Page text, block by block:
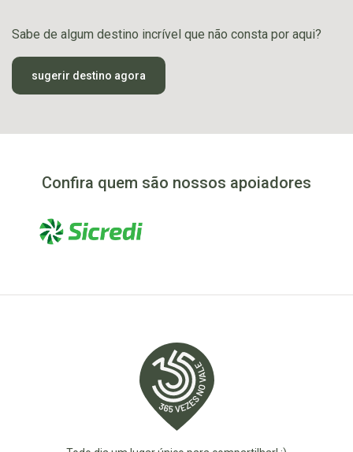
Sabe de algum destino incrível que não consta por aqui?
sugerir destino agora
Confira quem são nossos apoiadores